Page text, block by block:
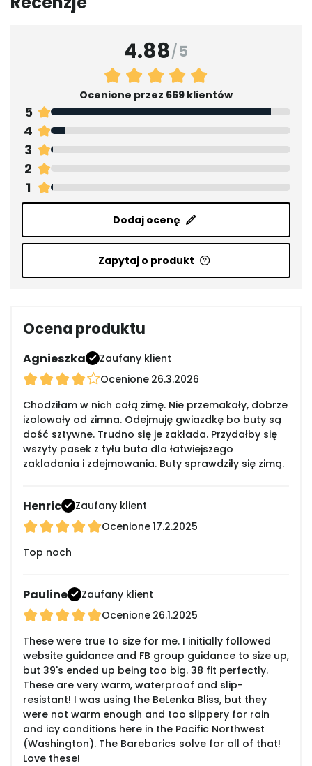
4.88/5
Ocenione przez 669 klientów
5
4
3
2
1
Dodaj ocenę
Zapytaj o produkt
Ocena produktu
Agnieszka
Zaufany klient
Ocenione 26.3.2026
Chodziłam w nich całą zimę. Nie przemakały, dobrze
izolowały od zimna. Odejmuję gwiazdkę bo buty są
dość sztywne. Trudno się je zakłada. Przydałby się
wszyty pasek z tyłu buta dla łatwiejszego
zakladania i zdejmowania. Buty sprawdziły się zimą.
Henric
Zaufany klient
Ocenione17.2.2025
Top noch
Pauline
Zaufany klient
Ocenione 26.1.2025
These were true to size for me. I initially followed
website guidance and FB group guidance to size up,
but 39's ended up being too big. 38 fit perfectly.
These are very warm, waterproof and slip-
resistant! I was using the BeLenka Bliss, but they
were not warm enough and too slippery for rain
and icy conditions here in the Pacific Northwest
(Washington). The Barebarics solve for all of that!
Love these!